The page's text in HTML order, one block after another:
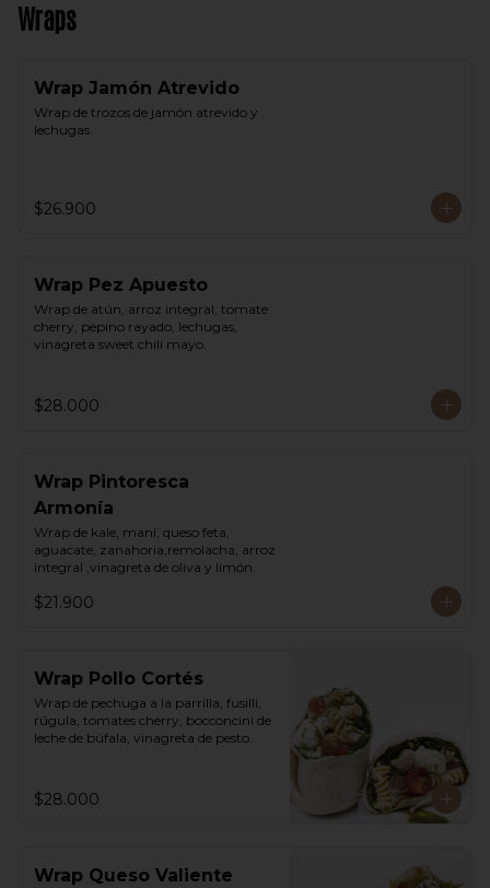
Wraps
Wrap Jamón Atrevido
Wrap de trozos de jamón atrevido y
lechugas.
$26.900
Wrap Pez Apuesto
Wrap de atún, arroz integral, tomate
cherry, pepino rayado, lechugas,
vinagreta sweet chili mayo.
$28.000
Wrap Pintoresca
Armonía
Wrap de kale, maní, queso feta,
aguacate, zanahoria,remolacha, arroz
integral ,vinagreta de oliva y limón.
$21.900
Wrap Pollo Cortés
Wrap de pechuga a la parrilla, fusilli,
rúgula, tomates cherry, bocconcini de
leche de búfala, vinagreta de pesto.
$28.000
Wrap Queso Valiente